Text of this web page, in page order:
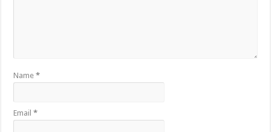
Name*
Email*